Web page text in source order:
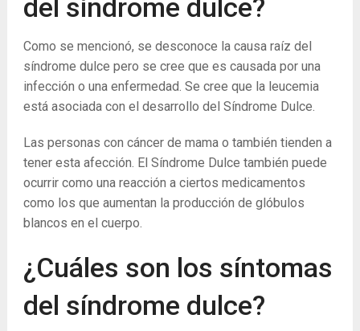
del síndrome dulce?
Como se mencionó, se desconoce la causa raíz del
síndrome dulce pero se cree que es causada por una
infección o una enfermedad. Se cree que la leucemia
está asociada con el desarrollo del Síndrome Dulce.
Las personas con cáncer de mama o también tienden a
tener esta afección. El Síndrome Dulce también puede
ocurrir como una reacción a ciertos medicamentos
como los que aumentan la producción de glóbulos
blancos en el cuerpo.
¿Cuáles son los síntomas
del síndrome dulce?